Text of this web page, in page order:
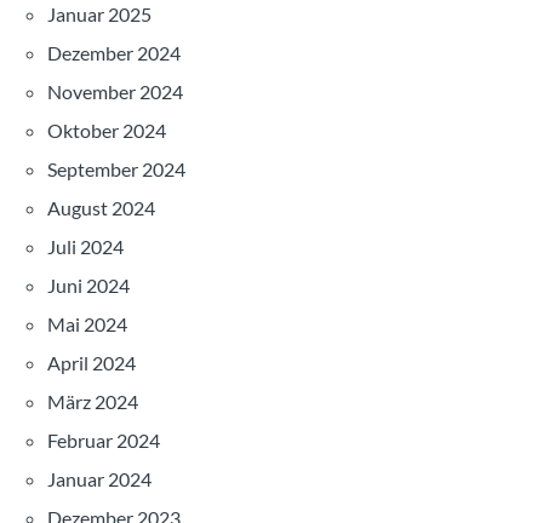
Januar 2025
Dezember 2024
November 2024
Oktober 2024
September 2024
August 2024
Juli 2024
Juni 2024
Mai 2024
April 2024
März 2024
Februar 2024
Januar 2024
Dezember 2023